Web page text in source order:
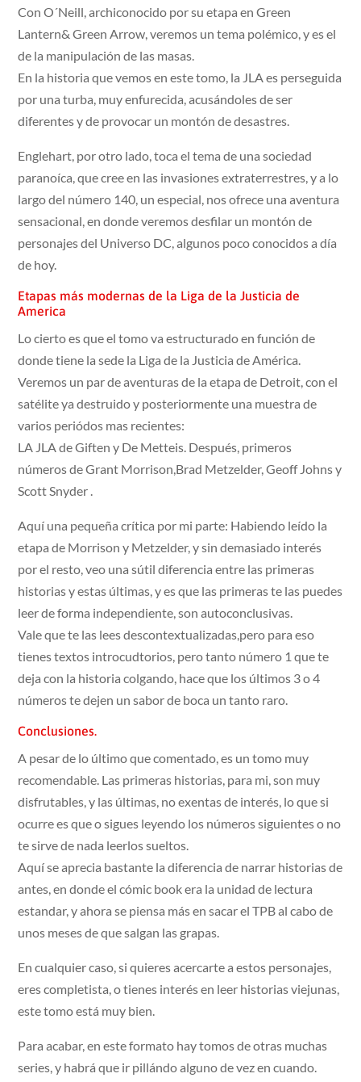
Con O´Neill, archiconocido por su etapa en Green
Lantern& Green Arrow, veremos un tema polémico, y es el
de la manipulación de las masas.
En la historia que vemos en este tomo, la JLA es perseguida
por una turba, muy enfurecida, acusándoles de ser
diferentes y de provocar un montón de desastres.
Englehart, por otro lado, toca el tema de una sociedad
paranoíca, que cree en las invasiones extraterrestres, y a lo
largo del número 140, un especial, nos ofrece una aventura
sensacional, en donde veremos desfilar un montón de
personajes del Universo DC, algunos poco conocidos a día
de hoy.
Etapas más modernas de la Liga de la Justicia de
America
Lo cierto es que el tomo va estructurado en función de
donde tiene la sede la Liga de la Justicia de América.
Veremos un par de aventuras de la etapa de Detroit, con el
satélite ya destruido y posteriormente una muestra de
varios periódos mas recientes:
LA JLA de Giften y De Metteis. Después, primeros
números de Grant Morrison,Brad Metzelder, Geoff Johns y
Scott Snyder .
Aquí una pequeña crítica por mi parte: Habiendo leído la
etapa de Morrison y Metzelder, y sin demasiado interés
por el resto, veo una sútil diferencia entre las primeras
historias y estas últimas, y es que las primeras te las puedes
leer de forma independiente, son autoconclusivas.
Vale que te las lees descontextualizadas,pero para eso
tienes textos introcudtorios, pero tanto número 1 que te
deja con la historia colgando, hace que los últimos 3 o 4
números te dejen un sabor de boca un tanto raro.
Conclusiones.
A pesar de lo último que comentado, es un tomo muy
recomendable. Las primeras historias, para mi, son muy
disfrutables, y las últimas, no exentas de interés, lo que si
ocurre es que o sigues leyendo los números siguientes o no
te sirve de nada leerlos sueltos.
Aquí se aprecia bastante la diferencia de narrar historias de
antes, en donde el cómic book era la unidad de lectura
estandar, y ahora se piensa más en sacar el TPB al cabo de
unos meses de que salgan las grapas.
En cualquier caso, si quieres acercarte a estos personajes,
eres completista, o tienes interés en leer historias viejunas,
este tomo está muy bien.
Para acabar, en este formato hay tomos de otras muchas
series, y habrá que ir pillándo alguno de vez en cuando.